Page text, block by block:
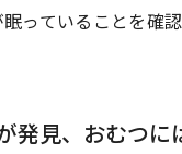
っていることを確
発見、おむつに